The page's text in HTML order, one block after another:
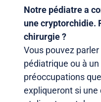
Notre pédiatre a
une cryptorchidie.
chirurgie ?
Vous pouvez
pédiatrique ou à
préoccupations
expliqueront si